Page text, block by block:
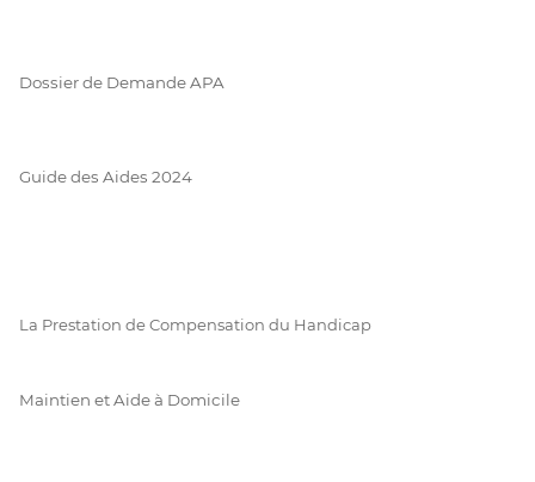
Dossier de Demande APA
Guide des Aides 2024
La Prestation de Compensation du Handicap
Maintien et Aide à Domicile